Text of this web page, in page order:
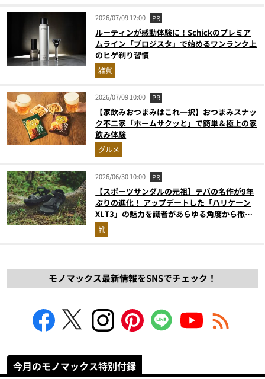
2026/07/09 12:00 PR
ルーティンが感動体験に！Schickのプレミア
ムライン「プロジスタ」で始めるワンランク上
のヒゲ剃り習慣
雑貨
2026/07/09 10:00 PR
【家飲みおつまみはこれ一択】おつまみスナッ
ク不二家「ホームサクッと」で簡単＆極上の家
飲み体験
グルメ
2026/06/30 10:00 PR
【スポーツサンダルの元祖】テバの名作が9年
ぶりの進化！ アップデートした「ハリケーン
XLT3」の魅力を識者があらゆる角度から徹底
解説！
靴
モノマックス最新情報をSNSでチェック！
今月のモノマックス特別付録